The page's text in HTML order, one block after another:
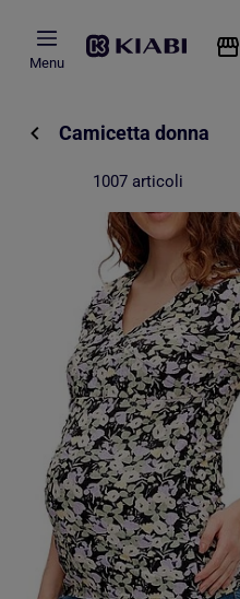
Menu
Camicetta donna
1007 articoli